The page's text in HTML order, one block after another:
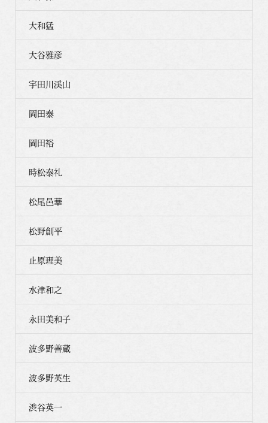
大和猛
大谷雅彦
宇田川渓山
岡田泰
岡田裕
時松泰礼
松尾邑華
松野創平
止原理美
水津和之
永田美和子
波多野善蔵
波多野英生
渋谷英一